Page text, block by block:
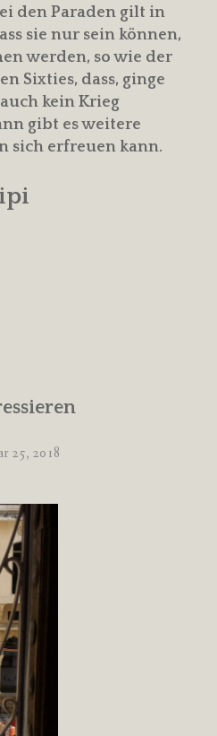
den Paraden gilt in
sie nur sein können,
werden, so wie der
Sixties, dass, ginge
kein Krieg
gibt es weitere
sich erfreuen kann.
25, 2018